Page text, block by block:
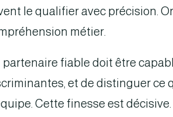
le qualifier avec précision.
métier.
partenaire fiable doit être
et de distinguer ce
Cette finesse est